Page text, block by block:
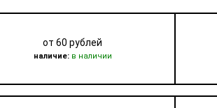
от 60 рублей
наличие:в наличии